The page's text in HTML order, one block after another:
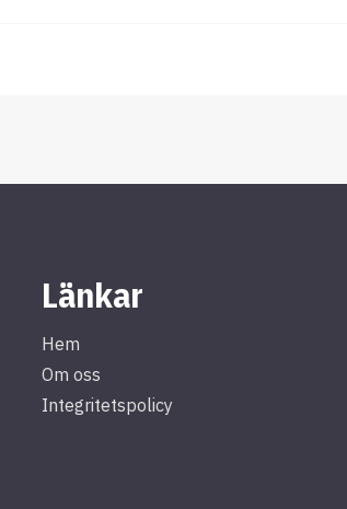
Länkar
Hem
Om oss
Integritetspolicy